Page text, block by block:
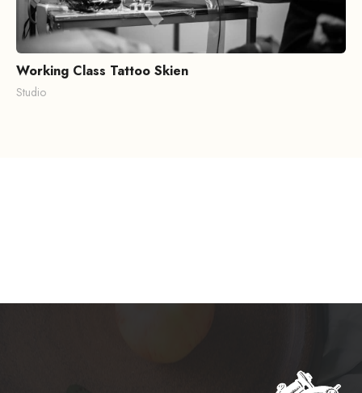
Working Class Tattoo Skien
Studio